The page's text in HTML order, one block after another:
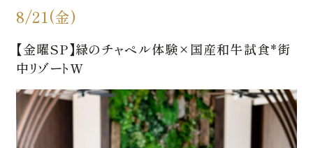
7F リアトゥーナ
6F グラシエント
サポート
料理
衣裳
ギャラリー
ゲストの皆さまへ
少人数結婚式のご案内
ご宴会・会議でのご利用
コマーシャル撮影施設貸しのご案内
8/21(金)
【金曜SP】緑のチャペル体験×国産和牛試食*街
中リゾートW